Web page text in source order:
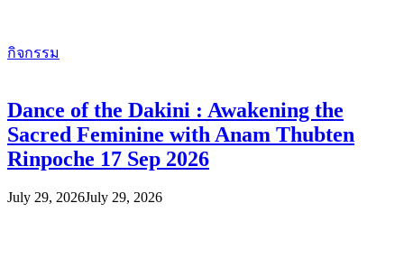
กิจกรรม
Dance of the Dakini : Awakening the
Sacred Feminine with Anam Thubten
Rinpoche 17 Sep 2026
July 29, 2026July 29, 2026